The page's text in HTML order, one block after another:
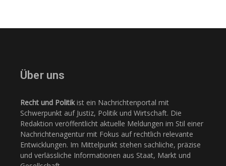
Über uns
Recht und Politikist ein Nachrichtenportal mit
Schwerpunkt auf Justiz, Politik und Wirtschaft. Die
Redaktion veröffentlicht aktuelle Meldungen im Stil einer
Nachrichtenagentur mit Fokus auf rechtlich relevante
Entwicklungen. Im Mittelpunkt stehen sachliche, präzise
und verlässliche Informationen aus Staat, Markt und